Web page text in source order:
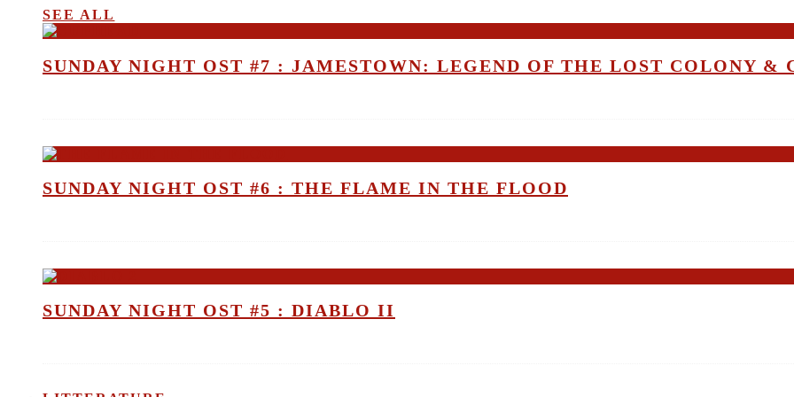
SEE ALL
SUNDAY NIGHT OST #7 : JAMESTOWN: LEGEND OF THE LOST COLONY &
SUNDAY NIGHT OST #6 : THE FLAME IN THE FLOOD
SUNDAY NIGHT OST #5 : DIABLO II